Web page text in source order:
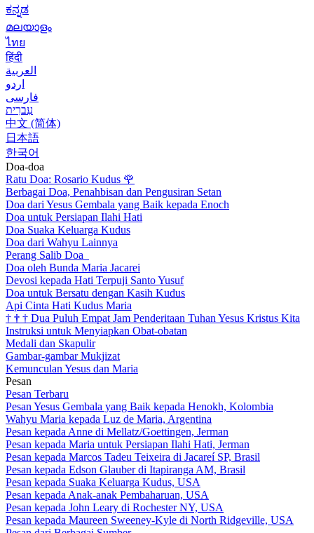
ಕನ್ನಡ
മലയാളം
ไทย
हिंदी
العربية
اردو
فارسی
עִברִית
中文 (简体)
日本語
한국어
Doa-doa
Ratu Doa: Rosario Kudus 🌹
Berbagai Doa, Penahbisan dan Pengusiran Setan
Doa dari Yesus Gembala yang Baik kepada Enoch
Doa untuk Persiapan Ilahi Hati
Doa Suaka Keluarga Kudus
Doa dari Wahyu Lainnya
Perang Salib Doa
Doa oleh Bunda Maria Jacarei
Devosi kepada Hati Terpuji Santo Yusuf
Doa untuk Bersatu dengan Kasih Kudus
Api Cinta Hati Kudus Maria
† † † Dua Puluh Empat Jam Penderitaan Tuhan Yesus Kristus Kita
Instruksi untuk Menyiapkan Obat-obatan
Medali dan Skapulir
Gambar-gambar Mukjizat
Kemunculan Yesus dan Maria
Pesan
Pesan Terbaru
Pesan Yesus Gembala yang Baik kepada Henokh, Kolombia
Wahyu Maria kepada Luz de Maria, Argentina
Pesan kepada Anne di Mellatz/Goettingen, Jerman
Pesan kepada Maria untuk Persiapan Ilahi Hati, Jerman
Pesan kepada Marcos Tadeu Teixeira di Jacareí SP, Brasil
Pesan kepada Edson Glauber di Itapiranga AM, Brasil
Pesan kepada Suaka Keluarga Kudus, USA
Pesan kepada Anak-anak Pembaharuan, USA
Pesan kepada John Leary di Rochester NY, USA
Pesan kepada Maureen Sweeney-Kyle di North Ridgeville, USA